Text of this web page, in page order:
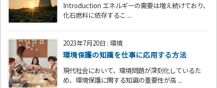
Introduction エネルギーの需要は増え続けており、
化石燃料に依存するこ ...
2023年7月20日 : 環境
環境保護の知識を仕事に応用する方法
現代社会において、環境問題が深刻化しているた
め、環境保護に関する知識の重要性が高 ...